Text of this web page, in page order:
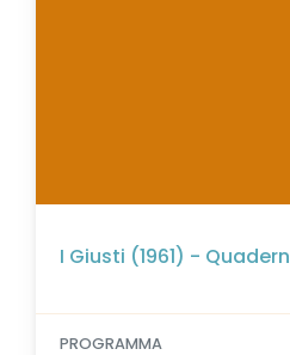
I Giusti (1961) -
PROGRAMMA